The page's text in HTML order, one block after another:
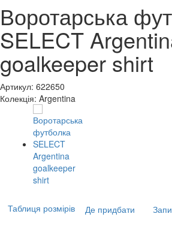
Воротарська
SELECT
goalkeeper shirt
Артикул: 622650
Колекція: Argentina
Таблиця розмірів Де придбати